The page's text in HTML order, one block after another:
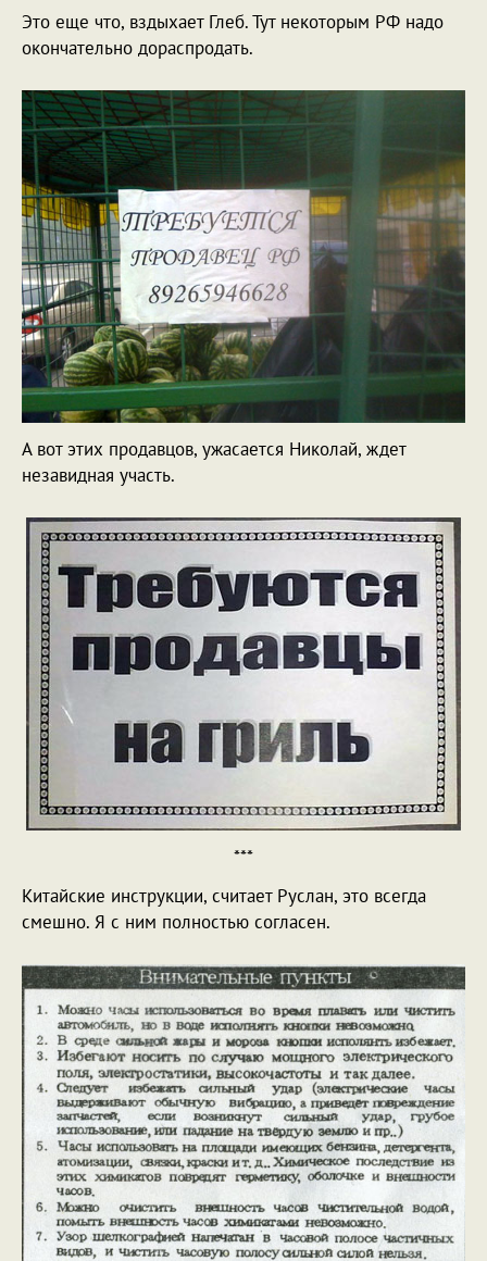
Это еще что, вздыхает Глеб. Тут некоторым РФ надо
окончательно дораспродать.
А вот этих продавцов, ужасается Николай, ждет
незавидная участь.
***
Китайские инструкции, считает Руслан, это всегда
смешно. Я с ним полностью согласен.